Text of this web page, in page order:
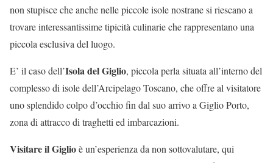
non stupisce che anche nelle piccole isole nostrane si riescano a
trovare interessantissime tipicità culinarie che rappresentano una
piccola esclusiva del luogo.
E’ il caso dell’Isola del Giglio, piccola perla situata all’interno del
complesso di isole dell’Arcipelago Toscano, che offre al visitatore
uno splendido colpo d’occhio fin dal suo arrivo a Giglio Porto,
zona di attracco di traghetti ed imbarcazioni.
Visitare il Giglioè un’esperienza da non sottovalutare, qui